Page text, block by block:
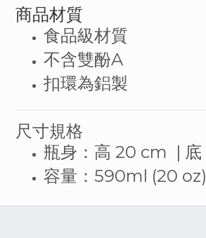
商品材質
食品級材質
不含雙酚A
扣環為鋁製
尺寸規格
瓶身：高 20 cm | 底
容量： 590ml (20 oz)